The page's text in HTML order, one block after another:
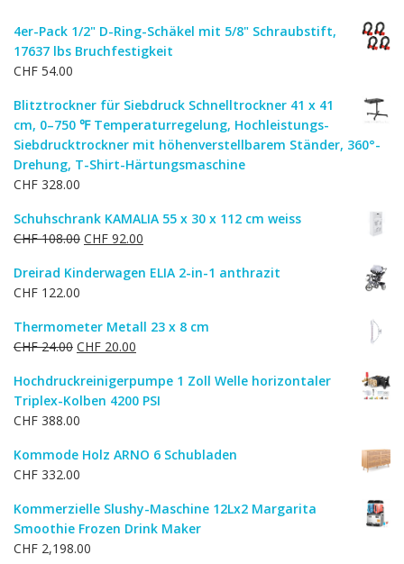
4er-Pack 1/2" D-Ring-Schäkel mit 5/8" Schraubstift,
17637 lbs Bruchfestigkeit
CHF 54.00
Blitztrockner für Siebdruck Schnelltrockner 41 x 41
cm, 0–750 ℉ Temperaturregelung, Hochleistungs-
Siebdrucktrockner mit höhenverstellbarem Ständer, 360°-
Drehung, T-Shirt-Härtungsmaschine
CHF 328.00
Schuhschrank KAMALIA 55 x 30 x 112 cm weiss
CHF108.00 Ursprünglicher
war:
CHF 92.00
ist:
Dreirad Kinderwagen ELIA 2-in-1 anthrazit
CHF 122.00
Thermometer Metall 23 x 8 cm
CHF24.00 Ursprünglicher
war:
CHF 24.00
CHF 20.00
ist:
CHF 20.00.
Hochdruckreinigerpumpe 1 Zoll Welle horizontaler
Triplex-Kolben 4200 PSI
CHF 388.00
Kommode Holz ARNO 6 Schubladen
CHF 332.00
Kommerzielle Slushy-Maschine 12Lx2 Margarita
Smoothie Frozen Drink Maker
CHF 2,198.00